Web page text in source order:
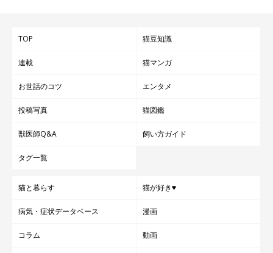
TOP 猫豆知識
連載 猫マンガ
お世話のコツ エンタメ
投稿写真 猫図鑑
獣医師Q&A 飼い方ガイド
タグ一覧
猫と暮らす 猫が好き♥
病気・症状データベース 漫画
コラム 動画